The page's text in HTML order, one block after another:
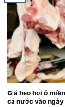
Giá heo hơi ở
cả nước vào